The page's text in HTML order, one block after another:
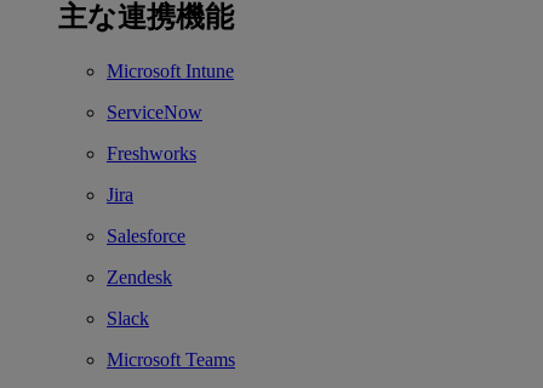
主な連携機能
Microsoft Intune
ServiceNow
Freshworks
Jira
Salesforce
Zendesk
Slack
Microsoft Teams